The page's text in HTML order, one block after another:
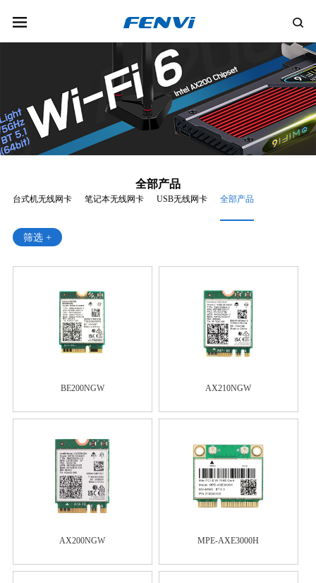
全部产品
台式机无线网卡 笔记本无线网卡 USB无线网卡 全部产品
筛选 +
BE200NGW AX210NGW
AX200NGW MPE-AXE3000H